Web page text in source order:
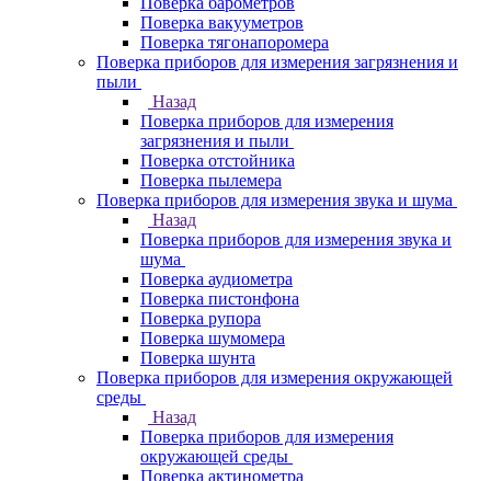
Поверка вакууметров
Поверка тягонапоромера
Поверка приборов для измерения загрязнения и
пыли
Назад
Поверка приборов для измерения
загрязнения и пыли
Поверка отстойника
Поверка пылемера
Поверка приборов для измерения звука и шума
Назад
Поверка приборов для измерения звука и
шума
Поверка аудиометра
Поверка пистонфона
Поверка рупора
Поверка шумомера
Поверка шунта
Поверка приборов для измерения окружающей
среды
Назад
Поверка приборов для измерения
окружающей среды
Поверка актинометра